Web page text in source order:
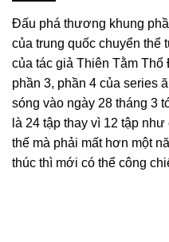
Đấu phá thương khung
của trung quốc chuyển thể
của tác giả Thiên Tằm
phần 3, phần 4 của series
sóng vào ngày 28 tháng 3
là 24 tập thay vì 12 tập
thế mà phải mất hơn một
thúc thì mới có thể công